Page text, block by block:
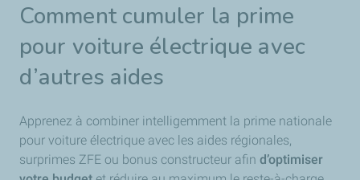
Comment cumuler la prime
pour voiture électrique avec
d’autres aides
Apprenez à combiner intelligemment la prime nationale
pour voiture électrique avec les aides régionales,
surprimes ZFE ou bonus constructeur afin d’optimiser